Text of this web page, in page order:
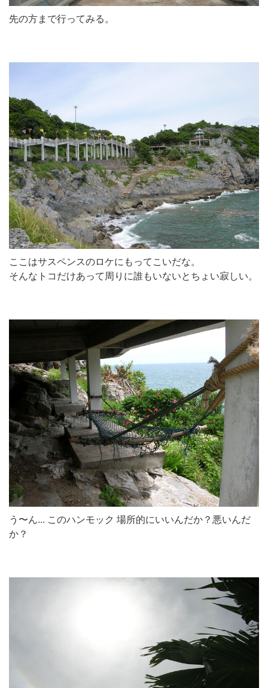
先の方まで行ってみる。
ここはサスペンスのロケにもってこいだな。
そんなトコだけあって周りに誰もいないとちょい寂しい。
う〜ん... このハンモック 場所的にいいんだか？悪いんだ
か？